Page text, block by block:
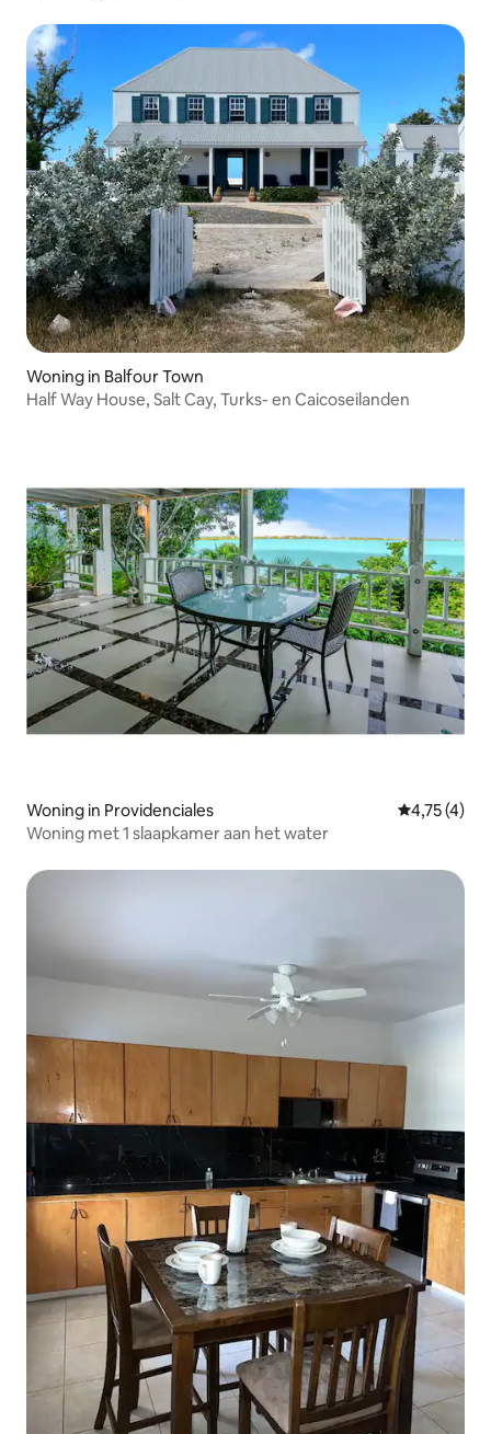
Woning in Balfour Town
Half Way House, Salt Cay, Turks- en Caicoseilanden
Woning in Providenciales
4,75 (4)
Woning met 1 slaapkamer aan het water